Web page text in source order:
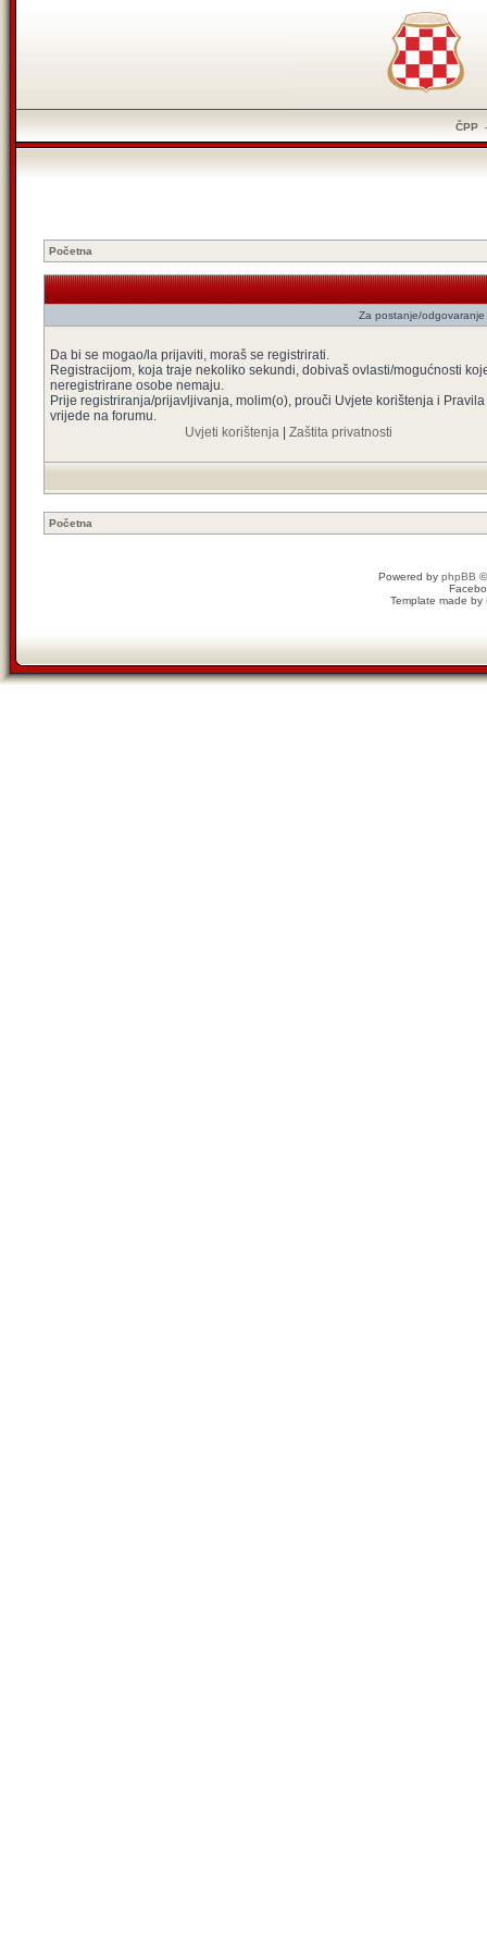
ČPP
Početna
Za postanje/
Da bi se mogao/la prijaviti, moraš se registrirati.
Registracijom, koja traje nekoliko sekundi, dobivaš ovlasti/mogućnosti
neregistrirane osobe nemaju.
Prije registriranja/prijavljivanja, molim(o), prouči Uvjete korištenja i
vrijede na forumu.
Uvjeti korištenja| Zaštita privatnosti
Početna
Powered by phpBB
Template made by